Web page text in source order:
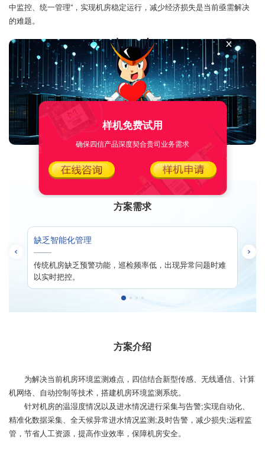
中监控、统一管理”，实现机房稳定运行，减少经济损失是当前亟需解决
的难题。
方案需求
缺乏智能化管理
传统机房缺乏预警功能，巡检频率低，出现异常问题时难
以实时把控。
方案介绍
为解决当前机房环境监测难点，四信结合新型传感、无线通信、计算
机网络、自动控制等技术，搭建机房环境监测系统。
针对机房的温湿度情况以及进水情况进行采集与告警;实现自动化、
精准化数据采集、全天候异常进水情况监测;及时告警，减少损失;远程监
管，节省人工资源，提高作业效率，保障机房安全。
样机免费试用
确保四信产品深度契合贵司业务需求